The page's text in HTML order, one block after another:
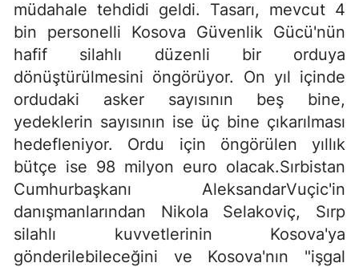
müdahale tehdidi geldi. Tasarı, mevcut 4
bin personelli Kosova Güvenlik Gücü'nün
hafif silahlı düzenli bir orduya
dönüştürülmesini öngörüyor. On yıl içinde
ordudaki asker sayısının beş bine,
yedeklerin sayısının ise üç bine çıkarılması
hedefleniyor. Ordu için öngörülen yıllık
bütçe ise 98 milyon euro olacak.Sırbistan
Cumhurbaşkanı AleksandarVuçic'in
danışmanlarından Nikola Selakoviç, Sırp
silahlı kuvvetlerinin Kosova'ya
gönderilebileceğini ve Kosova'nın "işgal